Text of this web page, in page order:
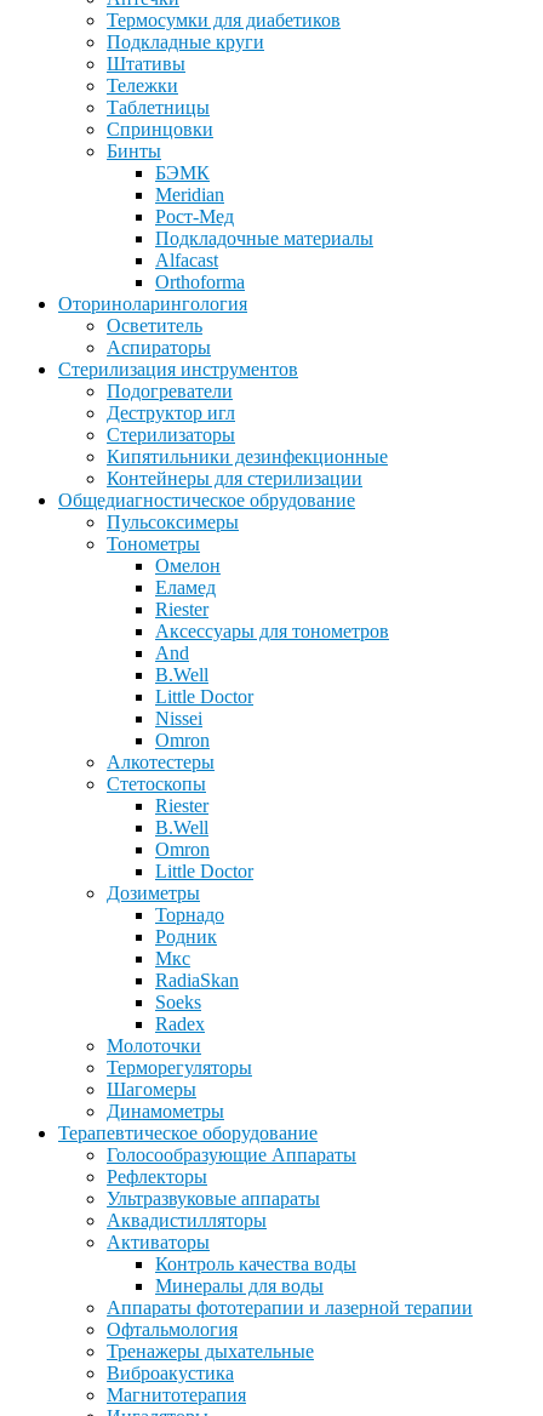
Термосумки для диабетиков
Подкладные круги
Штативы
Тележки
Таблетницы
Спринцовки
Бинты
БЭМК
Meridian
Рост-Мед
Подкладочные материалы
Alfacast
Orthoforma
Оториноларингология
Осветитель
Аспираторы
Стерилизация инструментов
Подогреватели
Деструктор игл
Стерилизаторы
Кипятильники дезинфекционные
Контейнеры для стерилизации
Общедиагностическое обрудование
Пульсоксимеры
Тонометры
Омелон
Еламед
Riester
Аксессуары для тонометров
And
B.Well
Little Doctor
Nissei
Omron
Алкотестеры
Стетоскопы
Riester
B.Well
Omron
Little Doctor
Дозиметры
Торнадо
Родник
Мкс
RadiaSkan
Soeks
Radex
Молоточки
Терморегуляторы
Шагомеры
Динамометры
Терапевтическое оборудование
Голосообразующие Аппараты
Рефлекторы
Ультразвуковые аппараты
Аквадистилляторы
Активаторы
Контроль качества воды
Минералы для воды
Аппараты фототерапии и лазерной терапии
Офтальмология
Тренажеры дыхательные
Виброакустика
Магнитотерапия